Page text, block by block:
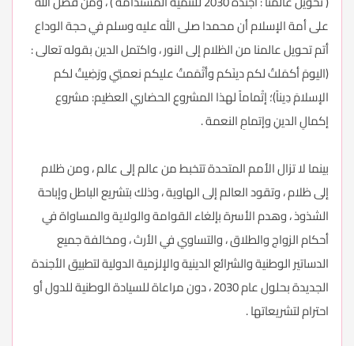
على أمة الإسلام أن محمدا صلى الله عليه وسلم في حجة الوداع
أتم تحويل عالمنا من الظلام إلى النور ، واكتمل الدين بقوله تعالى :
(اليومَ أكمَلتُ لكم دينَكم وأتْمَمتُ عليكم نعمتِي ورَضِيتُ لكم
الإسلامَ دِيناً)؛ إتْماماً لهذا المشروعِ الحضاري العظيم: مشروع
إكمالِ الدينِ وإتمامِ النعمة .
بينما لا تزال الأمم المتحدة تتخبط من عالم إلى عالم ، ومن ظلام
إلى ظلام ، وتقود العالم إلى الهاوية ، وذلك بتشريع الباطل وإباحة
الشذوذ ، وهدم الأسرة بإلغاء القوامة والولاية والمساواة في
أحكام الزواج والطلاق ، والتساوي في الأرث ، ومخالفة جميع
الدساتير الوطنية والشرائع الدينية والإلزمية الدولية لتطبيق الأجندة
الجديدة بحلول عام 2030 ، دون مراعاة للسيادة الوطنية للدول أو
احترام لتشريعاتها .